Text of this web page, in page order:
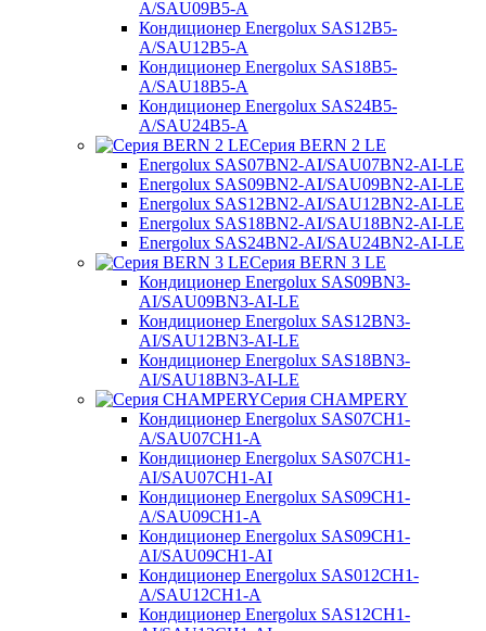
A/SAU09B5-A
Кондиционер Energolux SAS12B5-
A/SAU12B5-A
Кондиционер Energolux SAS18B5-
A/SAU18B5-A
Кондиционер Energolux SAS24B5-
A/SAU24B5-A
Серия BERN 2 LE
Energolux SAS07BN2-AI/SAU07BN2-AI-LE
Energolux SAS09BN2-AI/SAU09BN2-AI-LE
Energolux SAS12BN2-AI/SAU12BN2-AI-LE
Energolux SAS18BN2-AI/SAU18BN2-AI-LE
Energolux SAS24BN2-AI/SAU24BN2-AI-LE
Серия BERN 3 LE
Кондиционер Energolux SAS09BN3-
AI/SAU09BN3-AI-LE
Кондиционер Energolux SAS12BN3-
AI/SAU12BN3-AI-LE
Кондиционер Energolux SAS18BN3-
AI/SAU18BN3-AI-LE
Серия CHAMPERY
Кондиционер Energolux SAS07CH1-
A/SAU07CH1-A
Кондиционер Energolux SAS07CH1-
AI/SAU07CH1-AI
Кондиционер Energolux SAS09CH1-
A/SAU09CH1-A
Кондиционер Energolux SAS09CH1-
AI/SAU09CH1-AI
Кондиционер Energolux SAS012CH1-
A/SAU12CH1-A
Кондиционер Energolux SAS12CH1-